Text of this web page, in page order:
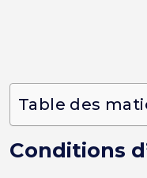
Table des
Conditions